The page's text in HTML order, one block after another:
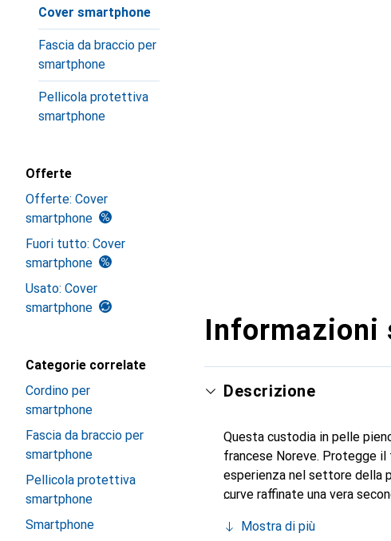
Cover smartphone
Fascia da braccio per
smartphone
Pellicola protettiva
smartphone
Offerte
Offerte: Cover
smartphone
Fuori tutto: Cover
smartphone
Usato: Cover
smartphone
Categorie correlate
Cordino per
smartphone
Fascia da braccio per
smartphone
Pellicola protettiva
smartphone
Smartphone
Informazioni
Descrizione
Questa custodia in pelle
francese Noreve. Protegge
esperienza nel settore della
curve raffinate una vera
una scelta affidabile per una
Mostra di più